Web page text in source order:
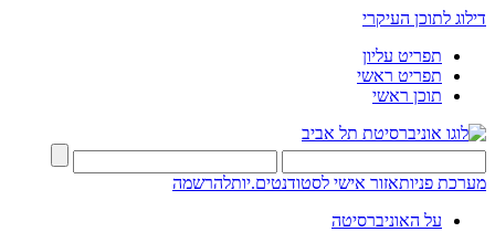
דילוג לתוכן העיקרי
תפריט עליון
תפריט ראשי
תוכן ראשי
מערכת פניותאזור אישי לסטודנטים.יותלהרשמה
על האוניברסיטה